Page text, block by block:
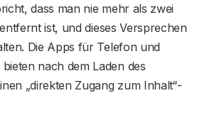
dass man nie mehr als zwei
ist, und dieses Versprechen
Die Apps für Telefon und
nach dem Laden des
„direkten Zugang zum Inhalt“-